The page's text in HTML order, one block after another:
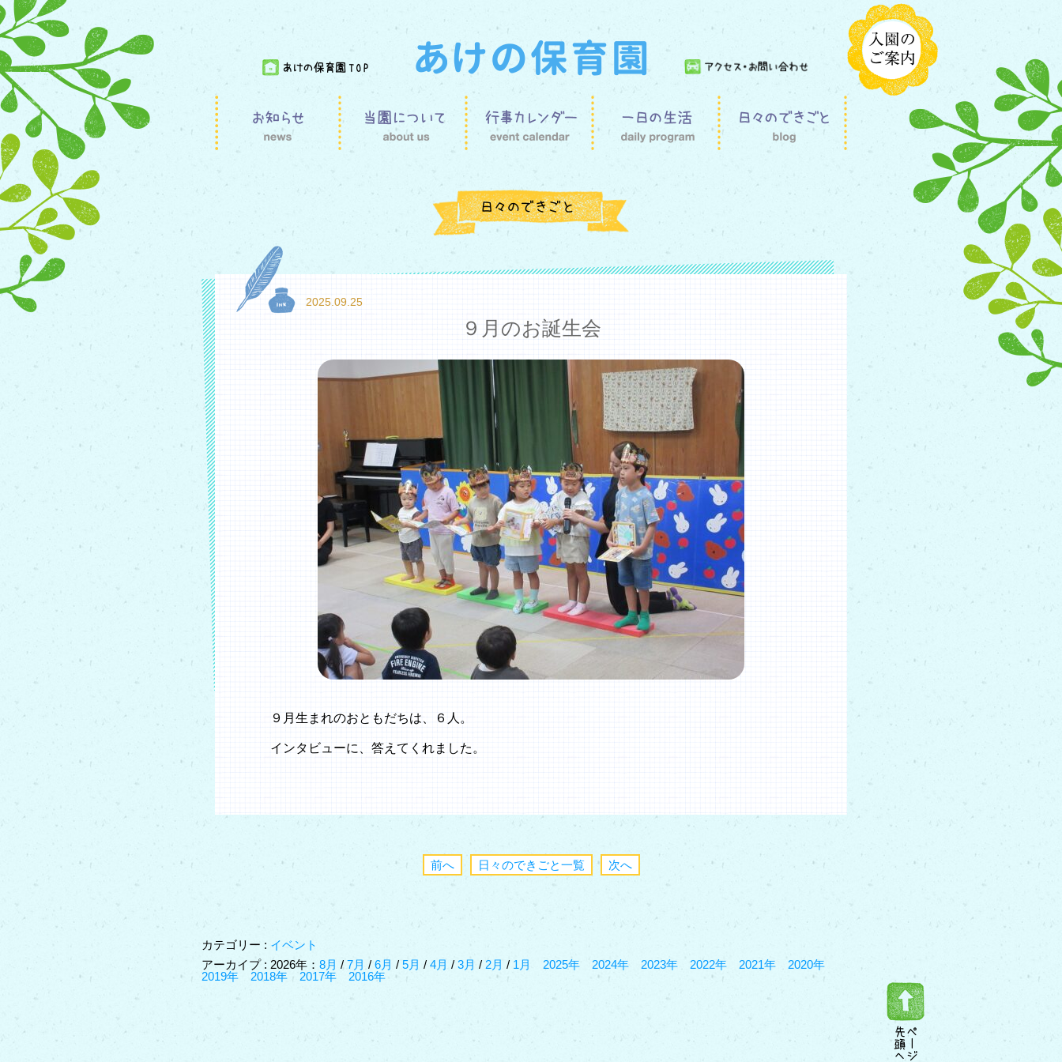
2025.09.25
９月のお誕生会
９月生まれのおともだちは、６人。
インタビューに、答えてくれました。
前へ 日々のできごと一覧 次へ
カテゴリー : イベント
アーカイプ : 2026年： 8月 / 7月 / 6月 / 5月 / 4月 / 3月 / 2月 / 1月 2025年 2024年 2023年 2022年 2021年
2020年
2019年
2018年 2017年 2016年